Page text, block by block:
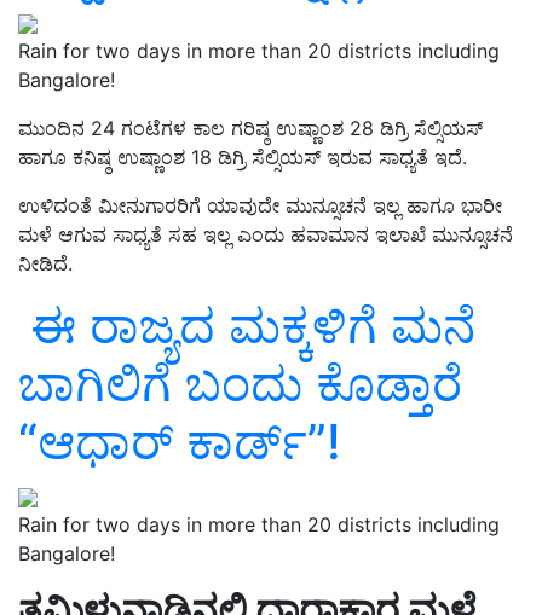
Rain for two days in more than 20 districts including
Bangalore!
ಮುಂದಿನ 24 ಗಂಟೆಗಳ ಕಾಲ ಗರಿಷ್ಠ ಉಷ್ಣಾಂಶ 28 ಡಿಗ್ರಿ ಸೆಲ್ಸಿಯಸ್‌
ಹಾಗೂ ಕನಿಷ್ಠ ಉಷ್ಣಾಂಶ 18 ಡಿಗ್ರಿ ಸೆಲ್ಸಿಯಸ್‌ ಇರುವ ಸಾಧ್ಯತೆ ಇದೆ.
ಉಳಿದಂತೆ ಮೀನುಗಾರರಿಗೆ ಯಾವುದೇ ಮುನ್ಸೂಚನೆ ಇಲ್ಲ ಹಾಗೂ ಭಾರೀ
ಮಳೆ ಆಗುವ ಸಾಧ್ಯತೆ ಸಹ ಇಲ್ಲ ಎಂದು ಹವಾಮಾನ ಇಲಾಖೆ ಮುನ್ಸೂಚನೆ
ನೀಡಿದೆ.
ಈ ರಾಜ್ಯದ ಮಕ್ಕಳಿಗೆ ಮನೆ
ಬಾಗಿಲಿಗೆ ಬಂದು ಕೊಡ್ತಾರೆ
“ಆಧಾರ್‌ ಕಾರ್ಡ್‌”!
Rain for two days in more than 20 districts including
Bangalore!